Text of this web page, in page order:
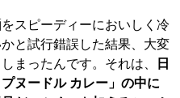
スピーディーにおいしく冷
と試行錯誤した結果、大変
まったんです。それは、
日
ヌードル カレー」の中に